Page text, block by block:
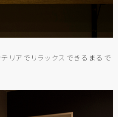
リアでリラックスできるまるで